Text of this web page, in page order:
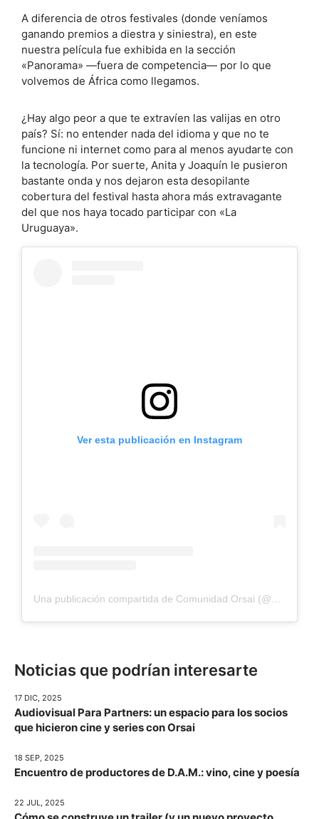
A diferencia de otros festivales (donde veníamos
ganando premios a diestra y siniestra), en este
nuestra película fue exhibida en la sección
«Panorama» —fuera de competencia— por lo que
volvemos de África como llegamos.
¿Hay algo peor a que te extravíen las valijas en otro
país? Sí: no entender nada del idioma y que no te
funcione ni internet como para al menos ayudarte con
la tecnología. Por suerte, Anita y Joaquín le pusieron
bastante onda y nos dejaron esta desopilante
cobertura del festival hasta ahora más extravagante
del que nos haya tocado participar con «La
Uruguaya».
Ver esta publicación en Instagram
Noticias que podrían interesarte
17 DIC, 2025
Audiovisual Para Partners: un espacio para los socios
que hicieron cine y series con Orsai
18 SEP, 2025
Encuentro de productores de D.A.M.: vino, cine y poesía
22 JUL, 2025